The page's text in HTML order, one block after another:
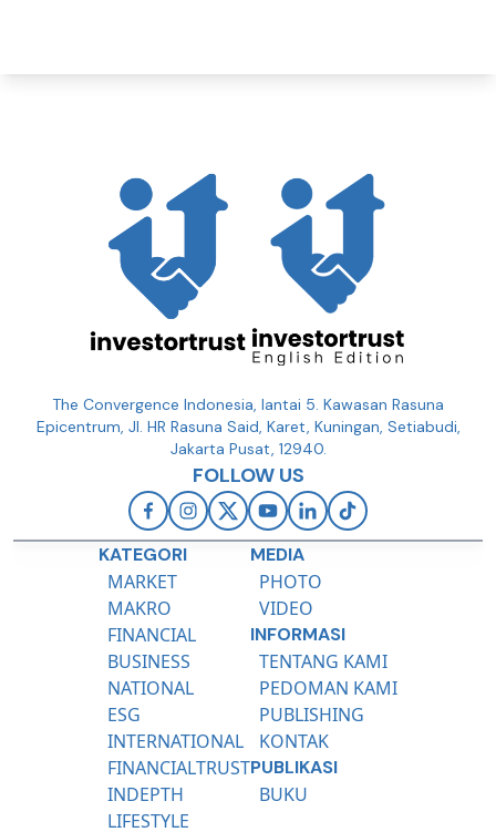
The Convergence Indonesia, lantai 5. Kawasan Rasuna
Epicentrum, Jl. HR Rasuna Said, Karet, Kuningan, Setiabudi,
Jakarta Pusat, 12940.
FOLLOW US
KATEGORI
MARKET
MAKRO
FINANCIAL
BUSINESS
NATIONAL
ESG
INTERNATIONAL
FINANCIALTRUST
INDEPTH
LIFESTYLE
MEDIA
PHOTO
VIDEO
INFORMASI
TENTANG KAMI
PEDOMAN KAMI
PUBLISHING
KONTAK
PUBLIKASI
BUKU